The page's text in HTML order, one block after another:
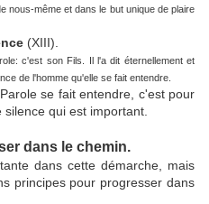
nous-même et dans le but unique de plaire
(XIII).
c'est son Fils. Il l'a dit éternellement et
de l'homme qu'elle se fait entendre.
se fait entendre, c'est pour
qui est important.
dans le chemin.
dans cette démarche, mais
principes pour progresser dans